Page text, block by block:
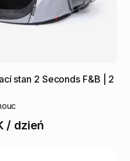
stan 2 Seconds F&B
2
/ dzień